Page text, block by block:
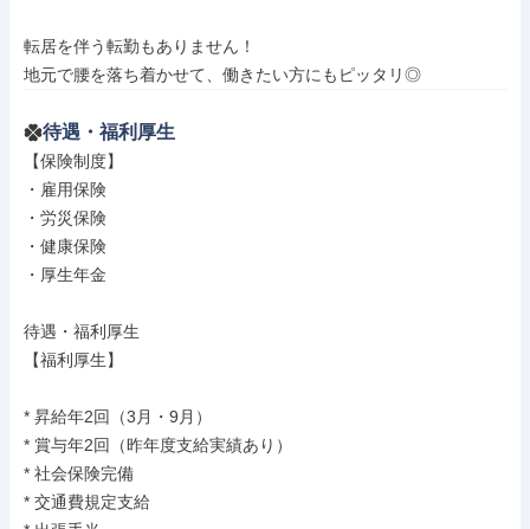
転居を伴う転勤もありません！
地元で腰を落ち着かせて、働きたい方にもピッタリ◎
待遇・福利厚生
【保険制度】
・雇用保険
・労災保険
・健康保険
・厚生年金
待遇・福利厚生
【福利厚生】
* 昇給年2回（3月・9月）
* 賞与年2回（昨年度支給実績あり）
* 社会保険完備
* 交通費規定支給